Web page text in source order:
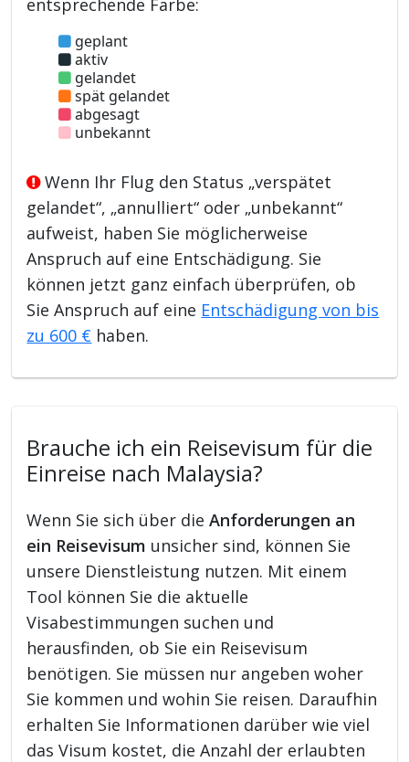
geplant
aktiv
gelandet
spät gelandet
abgesagt
unbekannt
Wenn Ihr Flug den Status „verspätet
gelandet“, „annulliert“ oder „unbekannt“
aufweist, haben Sie möglicherweise
Anspruch auf eine Entschädigung. Sie
können jetzt ganz einfach überprüfen, ob
Sie Anspruch auf eine Entschädigung von bis
zu 600 € haben.
Brauche ich ein Reisevisum für die
Einreise nach Malaysia?
Wenn Sie sich über dieAnforderungen an
ein Reisevisum unsicher sind, können Sie
unsere Dienstleistung nutzen. Mit einem
Tool können Sie die aktuelle
Visabestimmungen suchen und
herausfinden, ob Sie ein Reisevisum
benötigen. Sie müssen nur angeben woher
Sie kommen und wohin Sie reisen. Daraufhin
erhalten Sie Informationen darüber wie viel
das Visum kostet, die Anzahl der erlaubten